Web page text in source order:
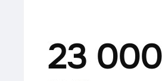
23 000